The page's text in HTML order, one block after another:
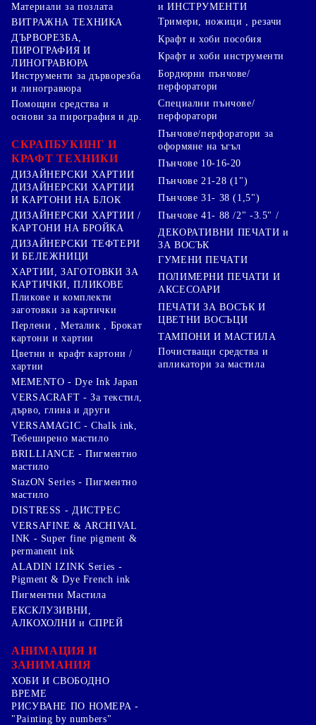
Материали за позлата
ВИТРАЖНА ТЕХНИКА
ДЪРВОРЕЗБА,
ПИРОГРАФИЯ И
ЛИНОГРАВЮРА
Инструменти за дърворезба
и линогравюра
Помощни средства и
основи за пирография и др.
СКРАПБУКИНГ И
КРАФТ ТЕХНИКИ
ДИЗАЙНЕРСКИ ХАРТИИ
ДИЗАЙНЕРСКИ ХАРТИИ
И КАРТОНИ НА БЛОК
ДИЗАЙНЕРСКИ ХАРТИИ /
КАРТОНИ НА БРОЙКА
ДИЗАЙНЕРСКИ ТЕФТЕРИ
И БЕЛЕЖНИЦИ
ХАРТИИ, ЗАГОТОВКИ ЗА
КАРТИЧКИ, ПЛИКОВЕ
Пликове и комплекти
заготовки за картички
Перлени , Металик , Брокат
картони и хартии
Цветни и крафт картони /
хартии
и ИНСТРУМЕНТИ
Тримери, ножици , резачи
Крафт и хоби пособия
Крафт и хоби инструменти
Бордюрни пънчове/
перфоратори
Специални пънчове/
перфоратори
Пънчове/перфоратори за
оформяне на ъгъл
Пънчове 10-16-20
Пънчове 21-28 (1")
Пънчове 31- 38 (1,5")
Пънчове 41- 88 /2" -3.5" /
ДЕКОРАТИВНИ ПЕЧАТИ и
ЗА ВОСЪК
ГУМЕНИ ПЕЧАТИ
ПОЛИМЕРНИ ПЕЧАТИ И
АКСЕСОАРИ
ПЕЧАТИ ЗА ВОСЪК И
ЦВЕТНИ ВОСЪЦИ
ТАМПОНИ И МАСТИЛА
Почистващи средства и
апликатори за мастила
MEMENTO - Dye Ink Japan
VERSACRAFT - За текстил,
дърво, глина и други
VERSAMAGIC - Chalk ink,
Тебеширено мастило
BRILLIANCE - Пигментно
мастило
StazON Series - Пигментно
мастило
DISTRESS - ДИСТРЕС
VERSAFINE & ARCHIVAL
INK - Super fine pigment &
permanent ink
ALADIN IZINK Series -
Pigment & Dye French ink
Пигментни Мастила
ЕКСКЛУЗИВНИ,
АЛКОХОЛНИ и СПРЕЙ
АНИМАЦИЯ И
ЗАНИМАНИЯ
ХОБИ И СВОБОДНО
ВРЕМЕ
РИСУВАНЕ ПО НОМЕРА -
"Painting by numbers"